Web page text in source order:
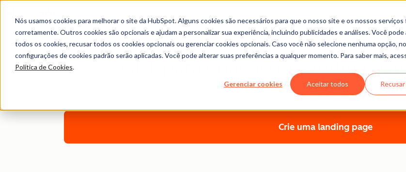
Nós usamos cookies para melhorar o site da HubSpot. Alguns cookies são necessários para que o nosso site e os nossos serviços
corretamente. Outros cookies são opcionais e ajudam a personalizar sua experiência, incluindo publicidades e análises. Você
todos os cookies, recusar todos os cookies opcionais ou gerenciar cookies opcionais. Caso você não selecione nenhuma opção,
configurações de cookies padrão serão aplicadas. Você pode alterar suas preferências a qualquer momento. Para saber mais,
Política de Cookies.
Gerenciar cookies Aceitar todos
GPT para criação de landing
Elabore um rascunho de campanha de marketing em minutos, crie uma landing
Crie uma landing page